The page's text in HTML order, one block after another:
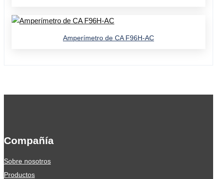
Amperímetro de CA F96H-AC
Compañía
Sobre nosotros
Productos